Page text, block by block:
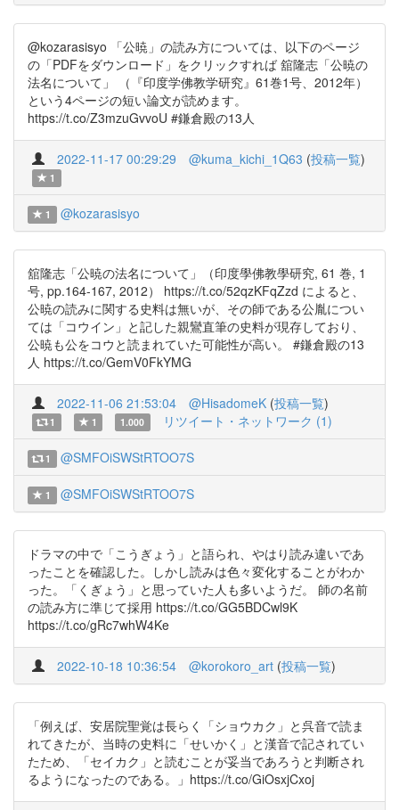
@kozarasisyo 「公暁」の読み方については、以下のページ
の「PDFをダウンロード」をクリックすれば 舘隆志「公暁の
法名について」 （『印度学佛教学研究』61巻1号、2012年）
という4ページの短い論文が読めます。
https://t.co/Z3mzuGvvoU #鎌倉殿の13人
2022-11-17 00:29:29 @kuma_kichi_1Q63 (投稿一覧)
1
1 @kozarasisyo
舘隆志「公暁の法名について」（印度學佛教學研究, 61 巻, 1
号, pp.164-167, 2012） https://t.co/52qzKFqZzd によると、
公暁の読みに関する史料は無いが、その師である公胤につい
ては「コウイン」と記した親鸞直筆の史料が現存しており、
公暁も公をコウと読まれていた可能性が高い。 #鎌倉殿の13
人 https://t.co/GemV0FkYMG
2022-11-06 21:53:04 @HisadomeK (投稿一覧)
1 1 1.000 リツイート・ネットワーク (1)
1 @SMFOiSWStRTOO7S
1 @SMFOiSWStRTOO7S
ドラマの中で「こうぎょう」と語られ、やはり読み違いであ
ったことを確認した。しかし読みは色々変化することがわか
った。「くぎょう」と思っていた人も多いようだ。 師の名前
の読み方に準じて採用 https://t.co/GG5BDCwl9K
https://t.co/gRc7whW4Ke
2022-10-18 10:36:54 @korokoro_art (投稿一覧)
「例えば、安居院聖覚は長らく「ショウカク」と呉音で読ま
れてきたが、当時の史料に「せいかく」と漢音で記されてい
たため、「セイカク」と読むことが妥当であろうと判断され
るようになったのである。」https://t.co/GiOsxjCxoj